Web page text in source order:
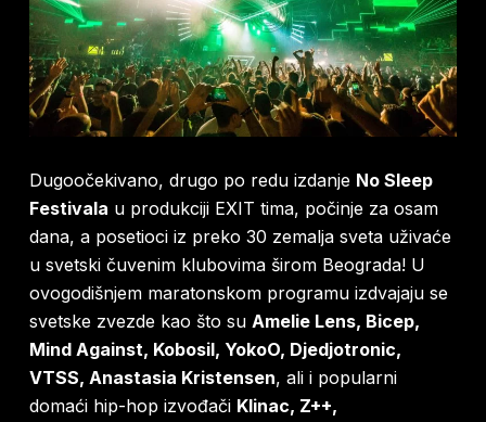
Dugoočekivano, drugo po redu izdanje No Sleep
Festivala u produkciji EXIT tima, počinje za osam
dana, a posetioci iz preko 30 zemalja sveta uživaće
u svetski čuvenim klubovima širom Beograda! U
ovogodišnjem maratonskom programu izdvajaju se
svetske zvezde kao što su Amelie Lens, Bicep,
Mind Against, Kobosil, YokoO, Djedjotronic,
VTSS, Anastasia Kristensen, ali i popularni
domaći hip-hop izvođači Klinac, Z++,